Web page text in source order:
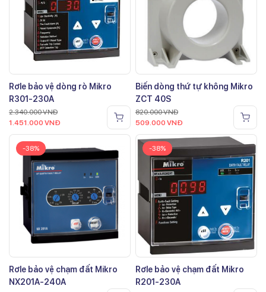
Rơle bảo vệ dòng rò Mikro
R301-230A
2.340.000VNĐ
1.451.000 VNĐ
Biến dòng thứ tự không Mikro
ZCT 40S
820.000VNĐ
509.000 VNĐ
-38%
Rơle bảo vệ chạm đất Mikro
NX201A-240A
-38%
Rơle bảo vệ chạm đất Mikro
R201-230A